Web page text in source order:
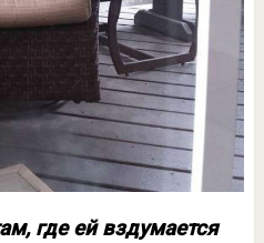
где ей вздумается